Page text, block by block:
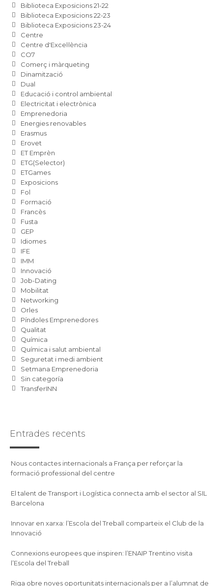
Biblioteca Exposicions 21-22
Biblioteca Exposicions 22-23
Biblioteca Exposicions 23-24
Centre
Centre d'Excel·lència
CO7
Comerç i màrqueting
Dinamització
Dual
Educació i control ambiental
Electricitat i electrònica
Emprenedoria
Energies renovables
Erasmus
Erovet
ET Emprèn
ETG(Selector)
ETGames
Exposicions
Fol
Formació
Francès
Fusta
GEP
Idiomes
IFE
IMM
Innovació
Job-Dating
Mobilitat
Networking
Orles
Píndoles Emprenedores
Qualitat
Química
Química i salut ambiental
Seguretat i medi ambient
Setmana Emprenedoria
Sin categoría
TransferINN
Entrades recents
Nous contactes internacionals a França per reforçar la
formació professional del centre
El talent de Transport i Logística connecta amb el sector al SIL
Barcelona
Innovar en xarxa: l’Escola del Treball comparteix el Club de la
Innovació
Connexions europees que inspiren: l’ENAIP Trentino visita
l’Escola del Treball
Riga obre noves oportunitats internacionals per a l’alumnat de